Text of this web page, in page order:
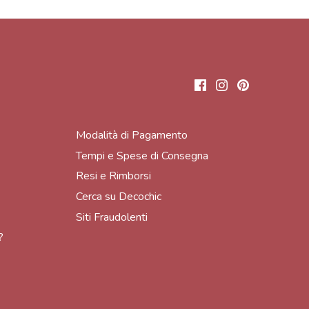
Modalità di Pagamento
Tempi e Spese di Consegna
Resi e Rimborsi
Cerca su Decochic
Siti Fraudolenti